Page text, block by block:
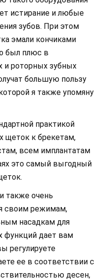
истирание и любые
зубов. При этом
эмали кончиками
был плюс в
и роторных зубных
большую пользу
я также упомяну
практикой
щеток к брекетам,
всем имплантатам
это самый выгодный
также очень
своим режимам,
насадкам для
функций дает вам
регулируете
ее в соответствии с
десен,